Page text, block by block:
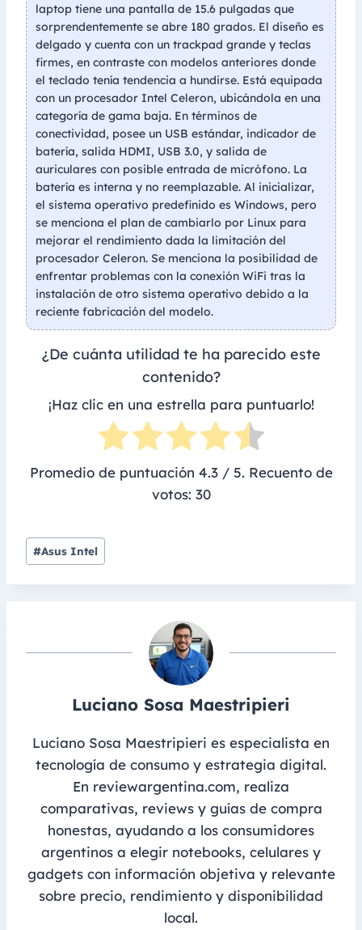
laptop tiene una pantalla de 15.6 pulgadas que
sorprendentemente se abre 180 grados. El diseño es
delgado y cuenta con un trackpad grande y teclas
firmes, en contraste con modelos anteriores donde
el teclado tenía tendencia a hundirse. Está equipada
con un procesador Intel Celeron, ubicándola en una
categoría de gama baja. En términos de
conectividad, posee un USB estándar, indicador de
batería, salida HDMI, USB 3.0, y salida de
auriculares con posible entrada de micrófono. La
batería es interna y no reemplazable. Al inicializar,
el sistema operativo predefinido es Windows, pero
se menciona el plan de cambiarlo por Linux para
mejorar el rendimiento dada la limitación del
procesador Celeron. Se menciona la posibilidad de
enfrentar problemas con la conexión WiFi tras la
instalación de otro sistema operativo debido a la
reciente fabricación del modelo.
¿De cuánta utilidad te ha parecido este
contenido?
¡Haz clic en una estrella para puntuarlo!
Promedio de puntuación 4.3/ 5. Recuento de
votos: 30
Post
Tags:
#Asus Intel
Luciano Sosa Maestripieri
Luciano Sosa Maestripieri es especialista en
tecnología de consumo y estrategia digital.
En reviewargentina.com, realiza
comparativas, reviews y guías de compra
honestas, ayudando a los consumidores
argentinos a elegir notebooks, celulares y
gadgets con información objetiva y relevante
sobre precio, rendimiento y disponibilidad
local.